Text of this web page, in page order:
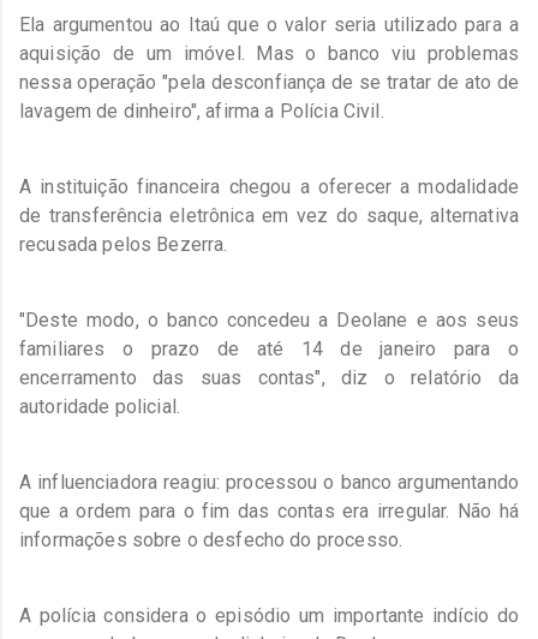
Ela argumentou ao Itaú que o valor seria utilizado para a
aquisição de um imóvel. Mas o banco viu problemas
nessa operação "pela desconfiança de se tratar de ato de
lavagem de dinheiro", afirma a Polícia Civil.
A instituição financeira chegou a oferecer a modalidade
de transferência eletrônica em vez do saque, alternativa
recusada pelos Bezerra.
"Deste modo, o banco concedeu a Deolane e aos seus
familiares o prazo de até 14 de janeiro para o
encerramento das suas contas", diz o relatório da
autoridade policial.
A influenciadora reagiu: processou o banco argumentando
que a ordem para o fim das contas era irregular. Não há
informações sobre o desfecho do processo.
A polícia considera o episódio um importante indício do